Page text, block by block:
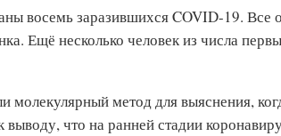
восемь заразившихся COVID-19. Все
Ещё несколько человек из числа
молекулярный метод для выяснения,
что на ранней стадии